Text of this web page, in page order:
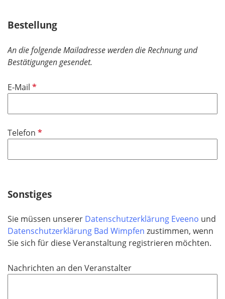
Bestellung
An die folgende Mailadresse werden die Rechnung und
Bestätigungen gesendet.
E-Mail P
c
t
l
Telefon P
h
f
e
Sonstiges
Sie müssen unserer Datenschutzerklärung Eveeno und
Datenschutzerklärung Bad Wimpfen zustimmen, wenn
Sie sich für diese Veranstaltung registrieren möchten.
Nachrichten an den Veranstalter